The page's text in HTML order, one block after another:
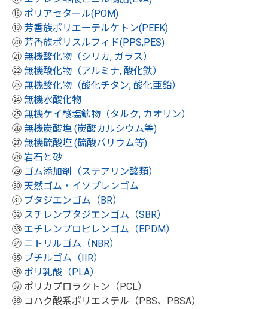
⑱ ポリアセタール(POM)
⑲ 芳香族ポリエーテルケトン(PEEK)
⑳ 芳香族ポリスルフィド(PPS,PES)
㉑ 無機酸化物（シリカ, ガラス）
㉒ 無機酸化物（アルミナ, 酸化鉄）
㉓ 無機酸化物（酸化チタン, 酸化亜鉛）
㉔ 無機水酸化物
㉕ 無機ケイ酸塩鉱物（タルク, カオリン）
㉖ 無機炭酸塩 (炭酸カルシウム等)
㉗ 無機硫酸塩 (硫酸バリウム等)
㉘ 岩石と砂
㉙ ゴム添加剤（ステアリン酸類）
㉚ 天然ゴム・イソプレンゴム
㉛ ブタジエンゴム（BR）
㉜ スチレンブタジエンゴム（SBR）
㉝ エチレンプロピレンゴム（EPDM）
㉞ ニトリルゴム（NBR）
㉟ ブチルゴム（IIR）
㊱ ポリ乳酸（PLA）
㊲ ポリカプロラクトン（PCL）
㊳ コハク酸系ポリエステル（PBS、PBSA）